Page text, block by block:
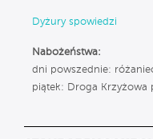
Dyżury spowiedzi
Nabożeństwa:
dni powszednie:
piątek: Droga Krzyżowa